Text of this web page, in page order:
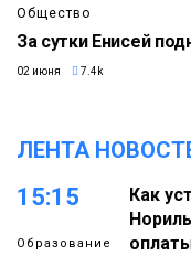
Общество
За сутки Енисей
02 июня 7.4k
ЛЕНТА
15:15
Образование
Как